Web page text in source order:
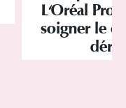
L'Oréal
soigner le